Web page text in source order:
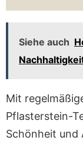
Siehe auch
Mit
Pflasterstein-
Schönheit und